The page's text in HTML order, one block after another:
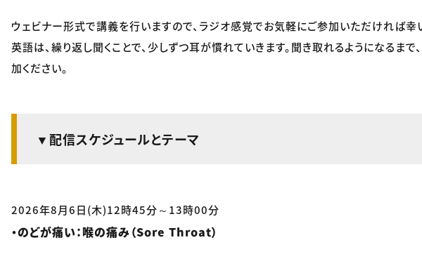
ウェビナー形式で講義を行いますので、ラジオ感覚でお気軽にご参加いただければ幸
英語は、繰り返し聞くことで、少しずつ耳が慣れていきます。聞き取れるようになるまで
加ください。
▼配信スケジュールとテーマ
2026年8月6日(木)12時45分～13時00分
・のどが痛い：喉の痛み（Sore Throat）